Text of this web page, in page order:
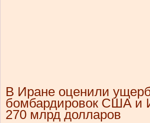
В Иране оценили
бомбардировок США и
270 млрд долларов